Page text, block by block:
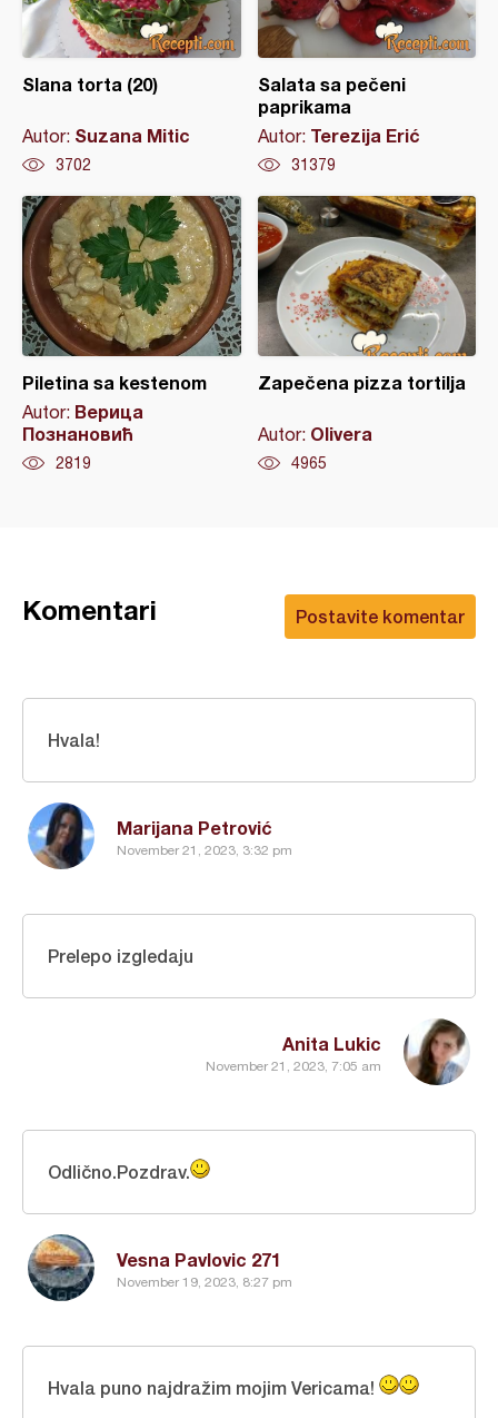
Slana torta (20)
Autor: Suzana Mitic
3702
Salata sa pečeni
paprikama
Autor: Terezija Erić
31379
Piletina sa kestenom
Autor: Верица
Познановић
2819
Zapečena pizza tortilja
Autor: Olivera
4965
Postavite komentar
Komentari
Marijana Petrović
November 21, 2023, 3:32 pm
Hvala!
Anita Lukic
November 21, 2023, 7:05 am
Prelepo izgledaju
Vesna Pavlovic 271
November 19, 2023, 8:27 pm
Odlično.Pozdrav.
Hvala puno najdražim mojim Vericama!